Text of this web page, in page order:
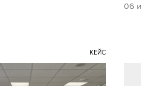
06
КЕЙС